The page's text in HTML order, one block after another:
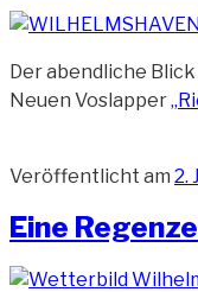
Der abendliche
Neuen Voslapper
Veröffentlicht am 2.
Eine